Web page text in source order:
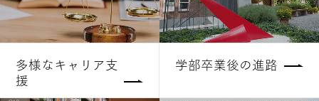
多様なキャリア支
援
学部卒業後の進路